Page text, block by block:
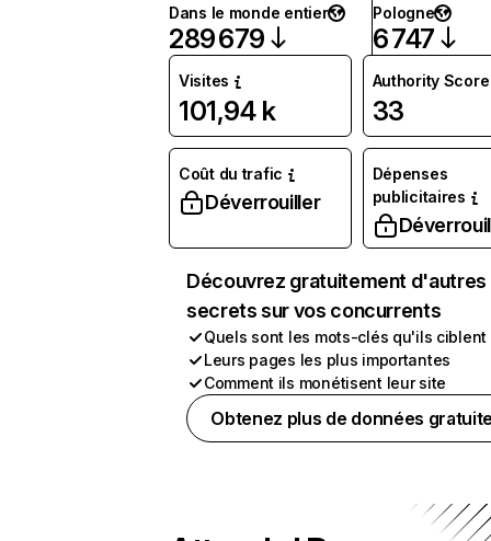
Dans le monde entier
289 679
Pologne
6 747
Visites
101,94 k
Authority Score
33
Coût du trafic
Déverrouiller
Dépenses
publicitaires
Découvrez gratuitement d'autres
secrets sur vos concurrents
Quels sont les mots-clés qu'ils ciblent
Leurs pages les plus importantes
Comment ils monétisent leur site
Obtenez plus de données